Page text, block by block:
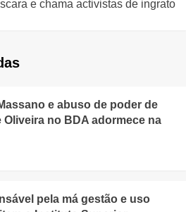
e chama activistas de ingrato
e abuso de poder de
no BDA adormece na
pela má gestão e uso